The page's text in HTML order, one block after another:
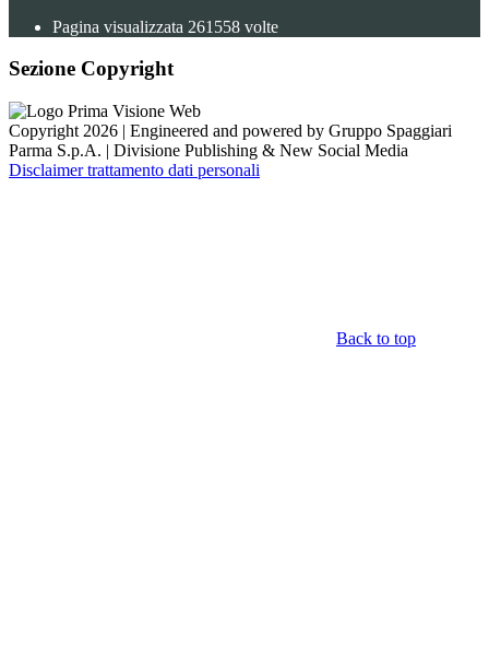
Pagina visualizzata 261558 volte
Sezione Copyright
Copyright 2026 | Engineered and powered by Gruppo Spaggiari
Parma S.p.A. | Divisione Publishing & New Social Media
Disclaimer trattamento dati personali
Back to top